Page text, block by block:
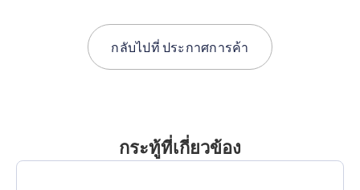
กลับไปที่ประกาศการค้า
กระทู้ที่เกี่ยวข้อง